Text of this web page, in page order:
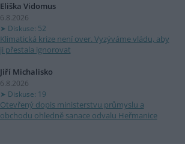
Eliška Vidomus
6.8.2026
Diskuse: 52
Klimatická krize není over. Vyzýváme vládu, aby
ji přestala ignorovat
Jiří Michalisko
6.8.2026
Diskuse: 19
Otevřený dopis ministerstvu průmyslu a
obchodu ohledně sanace odvalu Heřmanice